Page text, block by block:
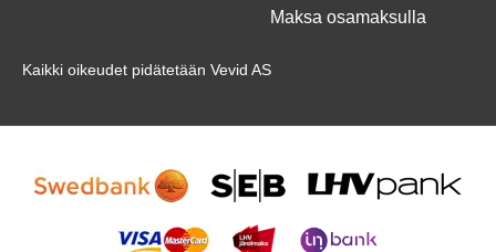
Maksa osamaksulla
Kaikki oikeudet pidätetään Vevid AS